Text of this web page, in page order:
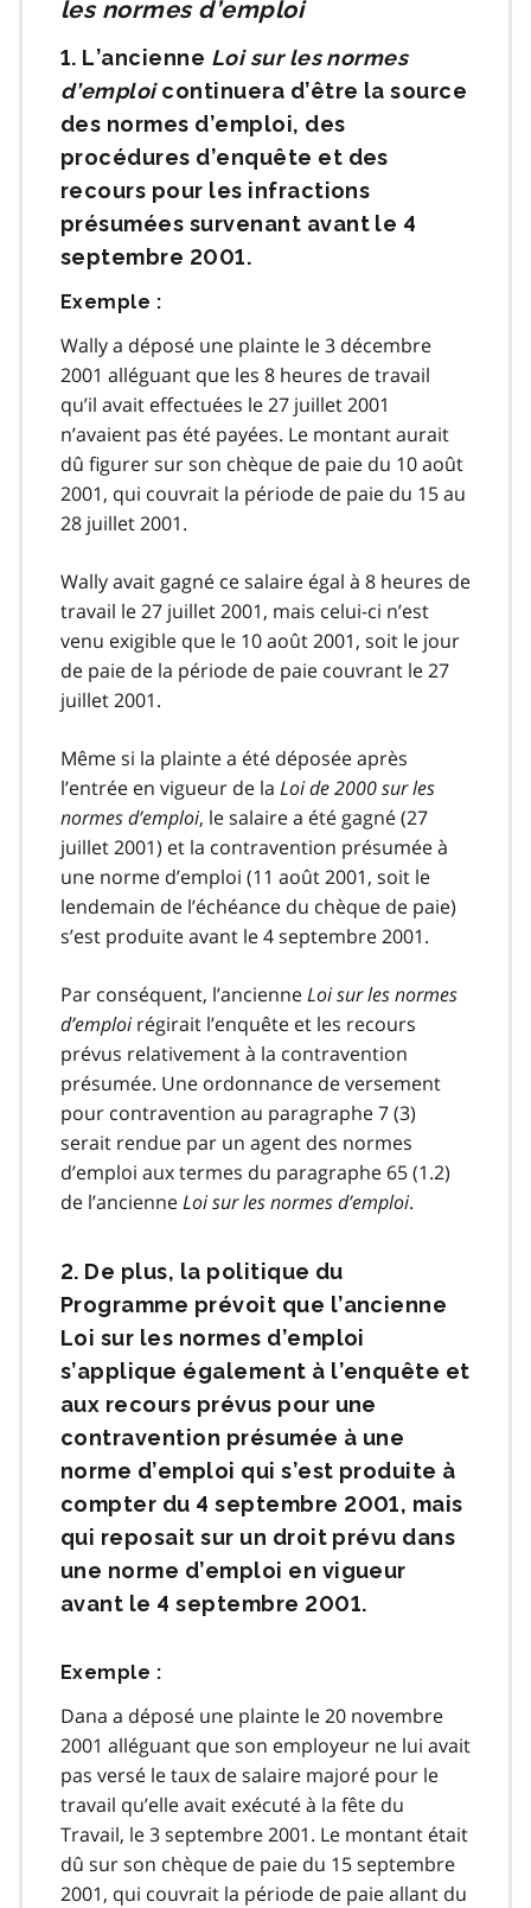
les normes d’emploi
1. L’ancienne Loi sur les normes
d’emploicontinuera d’être la source
des normes d’emploi, des
procédures d’enquête et des
recours pour les infractions
présumées survenant avant le 4
septembre 2001.
Exemple :
Wally a déposé une plainte le 3 décembre
2001 alléguant que les 8 heures de travail
qu’il avait effectuées le 27 juillet 2001
n’avaient pas été payées. Le montant aurait
dû figurer sur son chèque de paie du 10 août
2001, qui couvrait la période de paie du 15 au
28 juillet 2001.
Wally avait gagné ce salaire égal à 8 heures de
travail le 27 juillet 2001, mais celui-ci n’est
venu exigible que le 10 août 2001, soit le jour
de paie de la période de paie couvrant le 27
juillet 2001.
Même si la plainte a été déposée après
l’entrée en vigueur de la Loi de 2000 sur les
normes d’emploi, le salaire a été gagné (27
juillet 2001) et la contravention présumée à
une norme d’emploi (11 août 2001, soit le
lendemain de l’échéance du chèque de paie)
s’est produite avant le 4 septembre 2001.
Par conséquent, l’ancienneLoi sur les normes
d’emploirégirait l’enquête et les recours
prévus relativement à la contravention
présumée. Une ordonnance de versement
pour contravention au paragraphe 7 (3)
serait rendue par un agent des normes
d’emploi aux termes du paragraphe 65 (1.2)
de l’ancienneLoi sur les normes d’emploi.
2. De plus, la politique du
Programme prévoit que l’ancienne
Loi sur les normes d’emploi
s’applique également à l’enquête et
aux recours prévus pour une
contravention présumée à une
norme d’emploi qui s’est produite à
compter du 4 septembre 2001, mais
qui reposait sur un droit prévu dans
une norme d’emploi en vigueur
avant le 4 septembre 2001.
Exemple :
Dana a déposé une plainte le 20 novembre
2001 alléguant que son employeur ne lui avait
pas versé le taux de salaire majoré pour le
travail qu’elle avait exécuté à la fête du
Travail, le 3 septembre 2001. Le montant était
dû sur son chèque de paie du 15 septembre
2001, qui couvrait la période de paie allant du